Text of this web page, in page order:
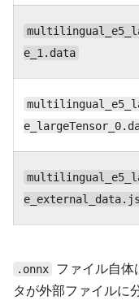
e_1.data
.onnx
ファイル自
タが外部ファイルに